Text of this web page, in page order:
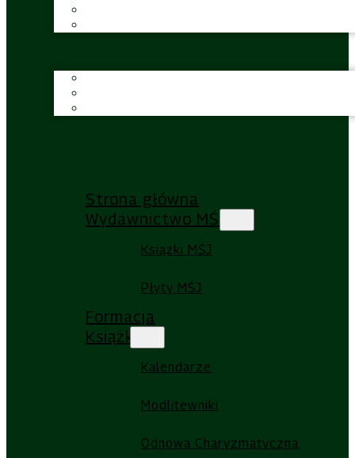
Strona główna
Wydawnictwo MŚJ
Książki MŚJ
Płyty MŚJ
Formacja
Książki
Kalendarze
Modlitewniki
Odnowa Charyzmatyczna